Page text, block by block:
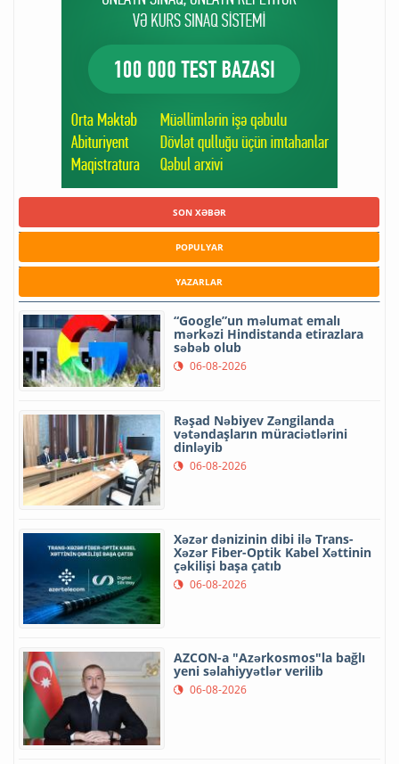
SON XƏBƏR
POPULYAR
YAZARLAR
“Google”un məlumat emalı
mərkəzi Hindistanda etirazlara
səbəb olub
06-08-2026
Rəşad Nəbiyev Zəngilanda
vətəndaşların müraciətlərini
dinləyib
06-08-2026
Xəzər dənizinin dibi ilə Trans-
Xəzər Fiber-Optik Kabel Xəttinin
çəkilişi başa çatıb
06-08-2026
AZCON-a "Azərkosmos"la bağlı
yeni səlahiyyətlər verilib
06-08-2026